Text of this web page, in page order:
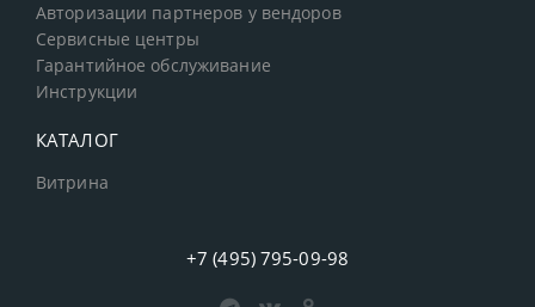
Авторизации партнеров у вендоров
Сервисные центры
Гарантийное обслуживание
Инструкции
КАТАЛОГ
Витрина
+7 (495) 795-09-98